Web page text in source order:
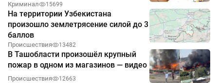
Криминал 15699
На территории Узбекистана
произошло землетрясение силой до 3
баллов
Происшествия 13482
В Ташобласти произошёл крупный
пожар в одном из магазинов — видео
Происшествия 12663